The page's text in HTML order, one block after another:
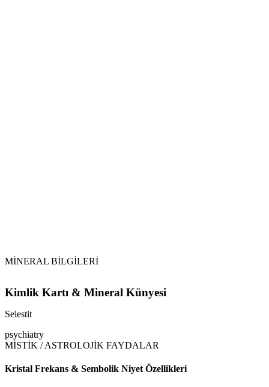
MİNERAL BİLGİLERİ
Kimlik Kartı & Mineral Künyesi
Selestit
psychiatry
MİSTİK / ASTROLOJİK FAYDALAR
Kristal Frekans & Sembolik Niyet Özellikleri